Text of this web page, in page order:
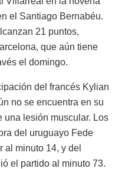
el Santiago Bernabéu.
21 puntos,
que aún tiene
el domingo.
del francés Kylian
no se encuentra en su
una lesión muscular. Los
del uruguayo Fede
al minuto 14, y del
el partido al minuto 73.